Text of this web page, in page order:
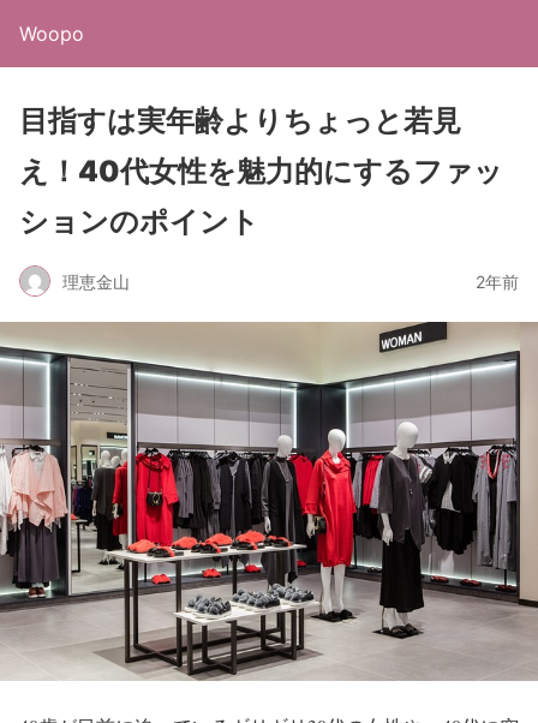
Woopo
目指すは実年齢よりちょっと若見
え！40代女性を魅力的にするファッ
ションのポイント
理恵金山 2年前